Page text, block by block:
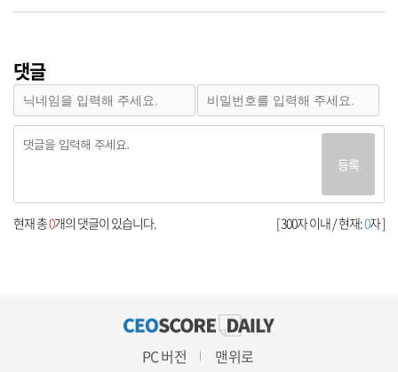
댓글
등록
[ 300자 이내 / 현재:0자 ]
현재 총0개의 댓글이 있습니다.
PC 버전 맨위로